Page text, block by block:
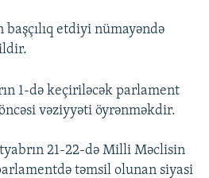
başçılıq etdiyi nümayəndə
1-də keçiriləcək parlament
vəziyyəti öyrənməkdir.
21-22-də Milli Məclisin
təmsil olunan siyasi